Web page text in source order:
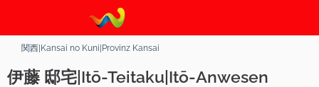
関西|Kansai no Kuni|Provinz Kansai
伊藤 邸宅|Itō-Teitaku|Itō-Anwesen